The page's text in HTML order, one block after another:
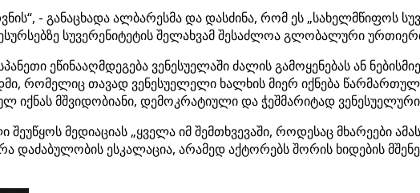
- განაცხადა ალბარესმა და დასძინა, რომ ეს „სახელმწიფოს
სუვერენიტეტის შელახვამ შესაძლოა გლობალური
ეწინააღმდეგება ვენესუელაში ძალის გამოყენებას ან
რომელიც თავად ვენესუელელი ხალხის მიერ იქნება
მშვიდობიანი, დემოკრატიული და ჭეშმარიტად ვენესუელური
მედიაციას „ყველა იმ შემთხვევაში, როდესაც მხარეები
დაძაბულობის ესკალაცია, არამედ აქტორებს შორის ხიდების